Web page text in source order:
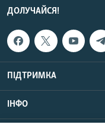
ДОЛУЧАЙСЯ!
ПІДТРИМКА
ІНФО